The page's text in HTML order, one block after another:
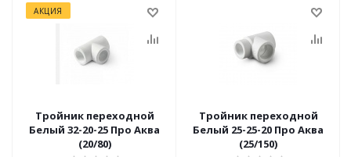
АКЦИЯ
Тройник переходной
Белый 32-20-25 Про Аква
(20/80)
Тройник переходной
Белый 25-25-20 Про Аква
(25/150)